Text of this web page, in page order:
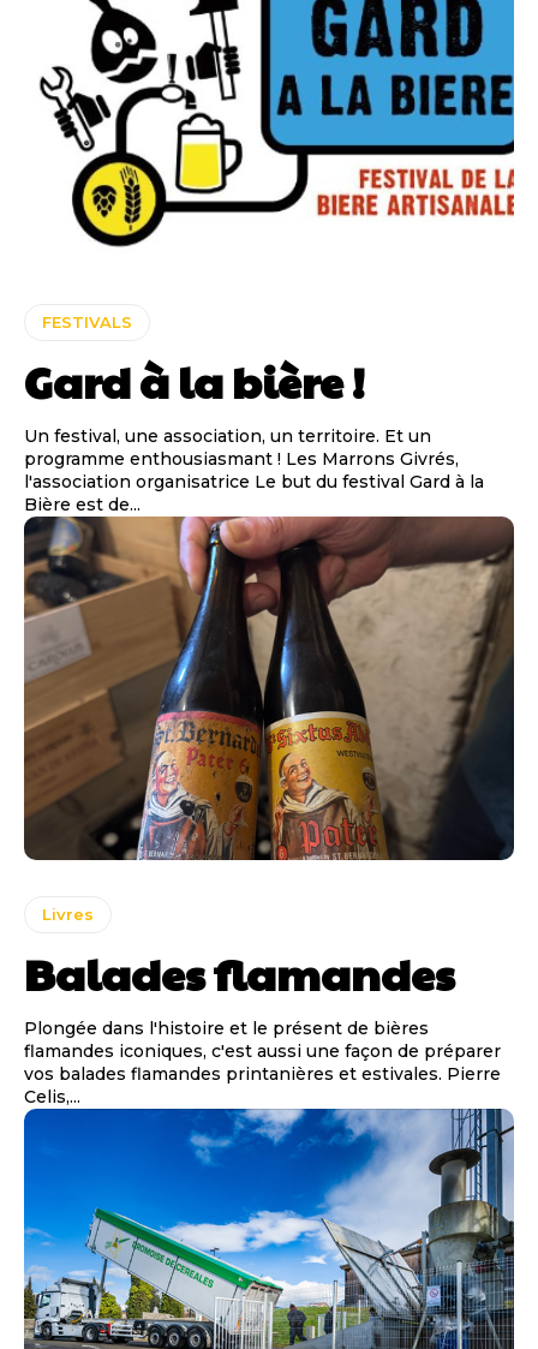
FESTIVALS
Gard à la bière !
Un festival, une association, un territoire. Et un
programme enthousiasmant ! Les Marrons Givrés,
l'association organisatrice Le but du festival Gard à la
Bière est de...
Livres
Balades flamandes
Plongée dans l'histoire et le présent de bières
flamandes iconiques, c'est aussi une façon de préparer
vos balades flamandes printanières et estivales. Pierre
Celis,...